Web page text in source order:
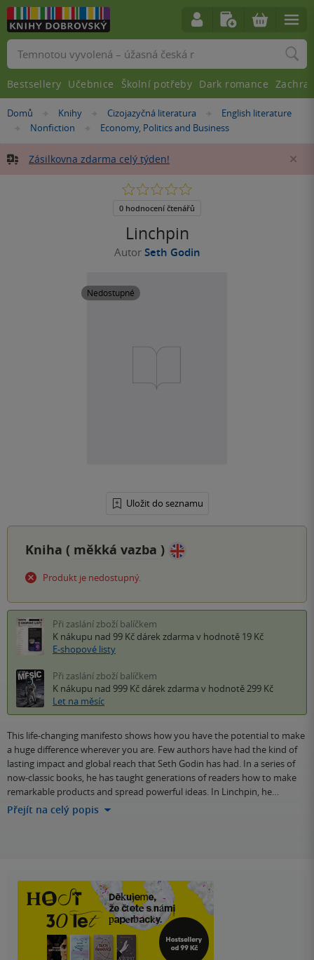
Nacházíte
Domů »Knihy »Cizojazyčná literatura »English literature
»
Nonfiction »
Economy, Politics and Business
Zásilkovna zdarma celý týden!
Linchpin
Autor Seth Godin
Nedostupné
Uložit do seznamu
0.0
5
0 hodnocení čtenářů
Kniha ( měkká vazba )
Produkt je nedostupný.
Při zaslání zboží balíčkem
K nákupu nad 99 Kč dárek zdarma v hodnotě 19 Kč
E-shopové listy
Při zaslání zboží balíčkem
K nákupu nad 999 Kč dárek zdarma v hodnotě 299 Kč
Let na měsíc
This life-changing manifesto shows how you have the potential to make
a huge difference wherever you are. Few authors have had the kind of
lasting impact and global reach that Seth Godin has had. In a series of
now-classic books, he has taught generations of readers how to make
remarkable products and spread powerful ideas. In Linchpin, he…
Přejít na celý popis
Vyhledávání
Bestsellery Učebnice Školní potřeby Dark romance